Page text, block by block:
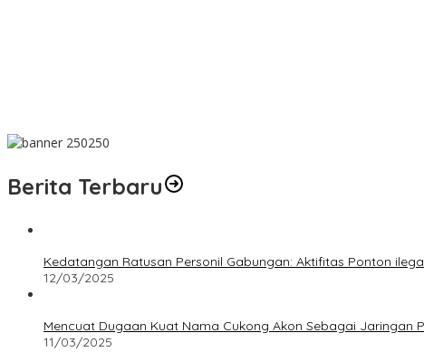
Berita Terbaru
Kedatangan Ratusan Personil Gabungan: Aktifitas Ponton
12/03/2025
Mencuat Dugaan Kuat Nama Cukong Akon Sebagai Jaringan
11/03/2025